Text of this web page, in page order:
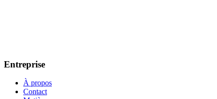
Entreprise
À propos
Contact